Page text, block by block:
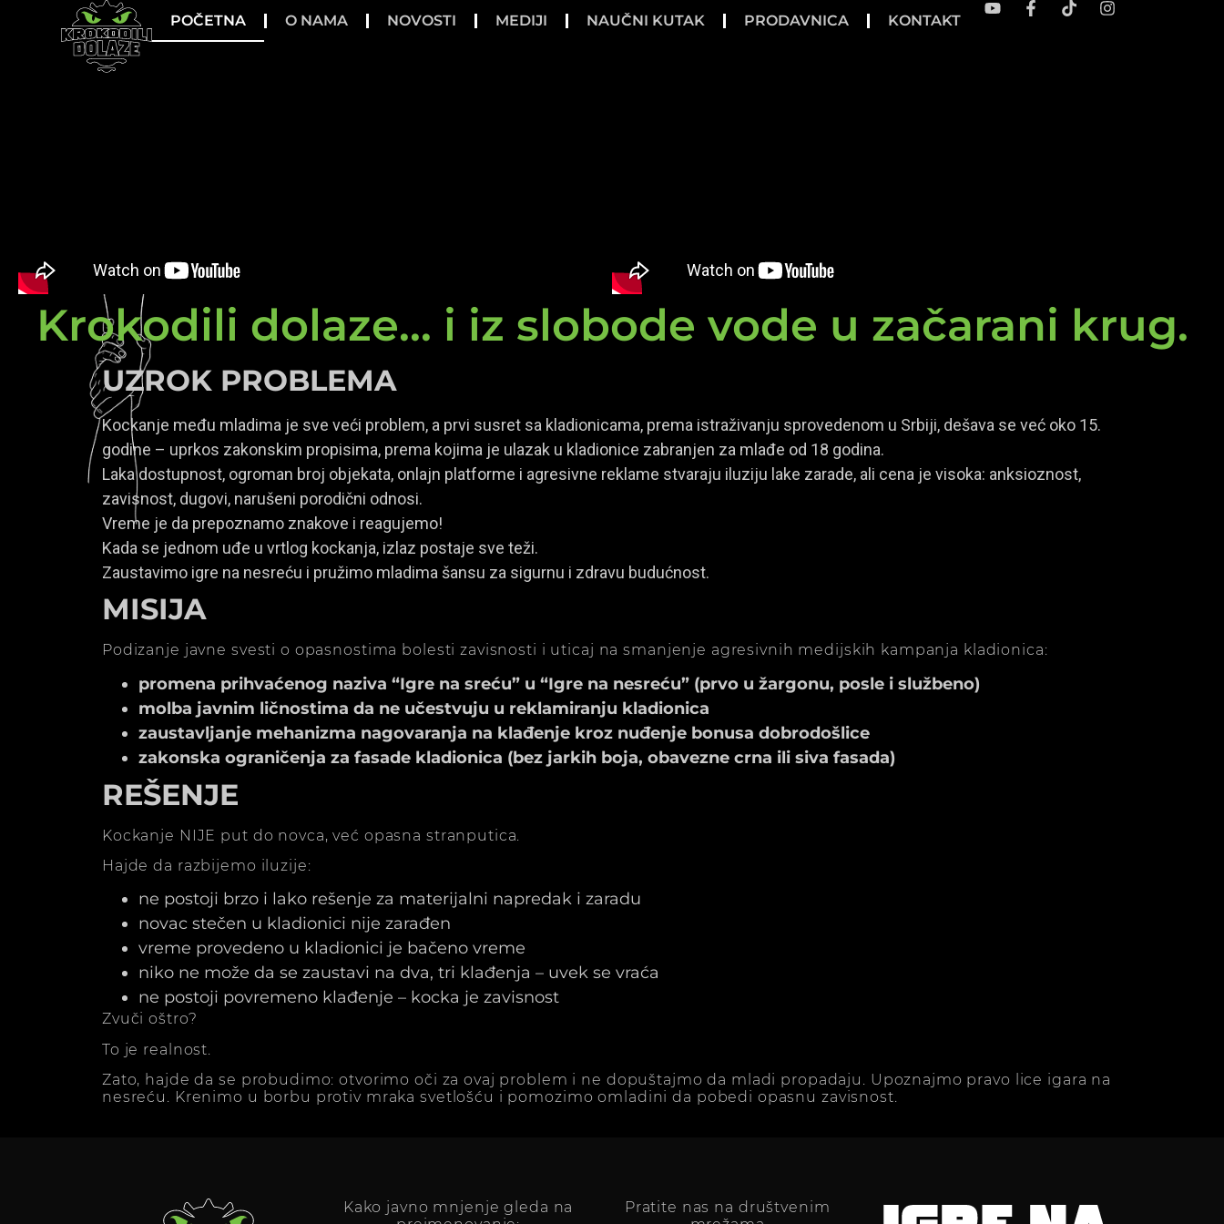
POČETNA O NAMA NOVOSTI MEDIJI NAUČNI KUTAK PRODAVNICA KONTAKT
Krokodili dolaze... i iz slobode vode u začarani krug.
UZROK PROBLEMA
Kockanje među mladima je sve veći problem, a prvi susret sa kladionicama, prema istraživanju sprovedenom u Srbiji, dešava se već oko 15.
godine – uprkos zakonskim propisima, prema kojima je ulazak u kladionice zabranjen za mlađe od 18 godina.
Laka dostupnost, ogroman broj objekata, onlajn platforme i agresivne reklame stvaraju iluziju lake zarade, ali cena je visoka: anksioznost,
zavisnost, dugovi, narušeni porodični odnosi.
Vreme je da prepoznamo znakove i reagujemo!
Kada se jednom uđe u vrtlog kockanja, izlaz postaje sve teži.
Zaustavimo igre na nesreću i pružimo mladima šansu za sigurnu i zdravu budućnost.
MISIJA
Podizanje javne svesti o opasnostima bolesti zavisnosti i uticaj na smanjenje agresivnih medijskih kampanja kladionica:
promena prihvaćenog naziva “Igre na sreću” u “Igre na nesreću” (prvo u žargonu, posle i službeno)
molba javnim ličnostima da ne učestvuju u reklamiranju kladionica
zaustavljanje mehanizma nagovaranja na klađenje kroz nuđenje bonusa dobrodošlice
zakonska ograničenja za fasade kladionica (bez jarkih boja, obavezne crna ili siva fasada)
REŠENJE
Kockanje NIJE put do novca, već opasna stranputica.
Hajde da razbijemo iluzije:
ne postoji brzo i lako rešenje za materijalni napredak i zaradu
novac stečen u kladionici nije zarađen
vreme provedeno u kladionici je bačeno vreme
niko ne može da se zaustavi na dva, tri klađenja – uvek se vraća
ne postoji povremeno klađenje – kocka je zavisnost
Zvuči oštro?
To je realnost.
Zato, hajde da se probudimo: otvorimo oči za ovaj problem i ne dopuštajmo da mladi propadaju. Upoznajmo pravo lice igara na
nesreću. Krenimo u borbu protiv mraka svetlošću i pomozimo omladini da pobedi opasnu zavisnost.
Kako javno mnjenje gleda na
Pratite nas na društvenim